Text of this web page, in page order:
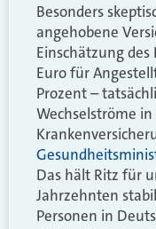
Besonders
angehobene
Einschätzung
Euro für
Prozent –
Wechselströme
Das hält Ritz für
Jahrzehnten
Personen in